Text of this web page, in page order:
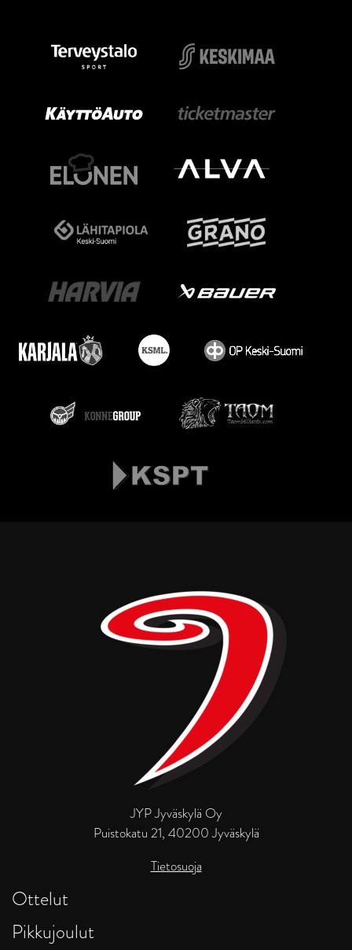
JYP Jyväskylä Oy
Puistokatu 21, 40200 Jyväskylä
Tietosuoja
Ottelut
Pikkujoulut